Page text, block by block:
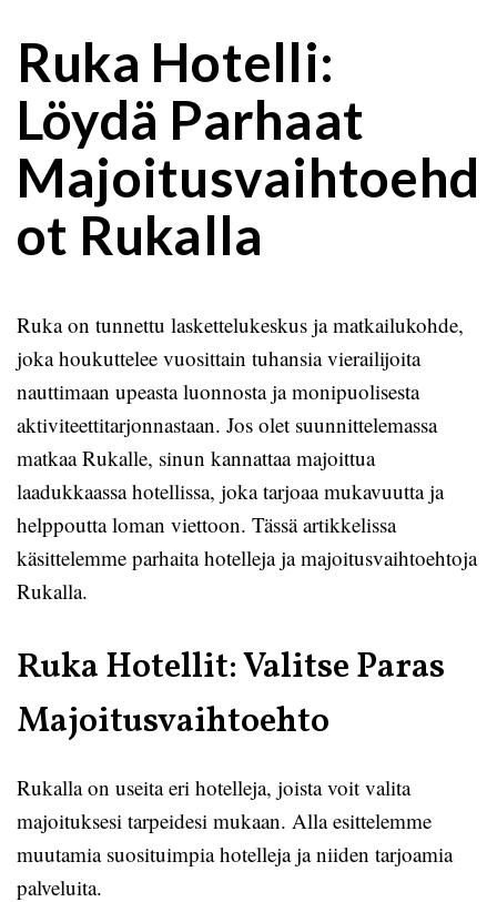
Ruka Hotelli:
Löydä Parhaat
Majoitusvaihtoehd
ot Rukalla
Ruka on tunnettu laskettelukeskus ja matkailukohde,
joka houkuttelee vuosittain tuhansia vierailijoita
nauttimaan upeasta luonnosta ja monipuolisesta
aktiviteettitarjonnastaan. Jos olet suunnittelemassa
matkaa Rukalle, sinun kannattaa majoittua
laadukkaassa hotellissa, joka tarjoaa mukavuutta ja
helppoutta loman viettoon. Tässä artikkelissa
käsittelemme parhaita hotelleja ja majoitusvaihtoehtoja
Rukalla.
Ruka Hotellit: Valitse Paras
Majoitusvaihtoehto
Rukalla on useita eri hotelleja, joista voit valita
majoituksesi tarpeidesi mukaan. Alla esittelemme
muutamia suosituimpia hotelleja ja niiden tarjoamia
palveluita.